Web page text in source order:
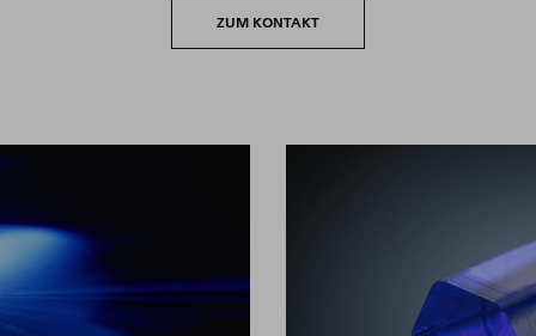
ZUM KONTAKT